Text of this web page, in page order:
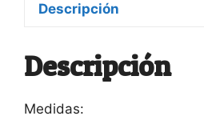
Descripción
Descripción
Medidas: